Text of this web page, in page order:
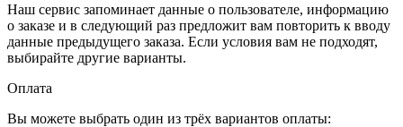
Наш сервис запоминает данные о пользователе, информацию
о заказе и в следующий раз предложит вам повторить к вводу
данные предыдущего заказа. Если условия вам не подходят,
выбирайте другие варианты.
Оплата
Вы можете выбрать один из трёх вариантов оплаты: